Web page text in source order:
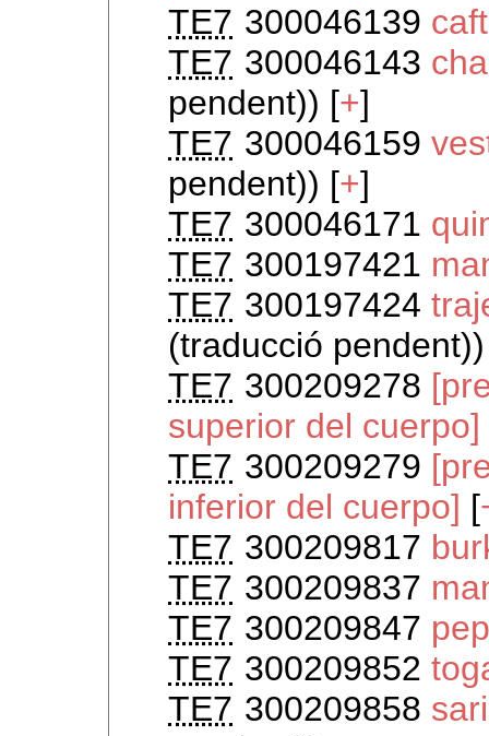
TE7 300046139
TE7 300046143
pendent)) [+]
TE7 300046159
pendent)) [+]
TE7 300046171
TE7 300197421
TE7 300197424
(traducció pendent))
TE7 300209278
superior del cuerpo]
TE7 300209279
inferior del cuerpo] [
TE7 300209817
TE7 300209837
TE7 300209847
TE7 300209852
TE7 300209858